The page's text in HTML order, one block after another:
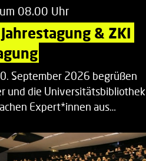
08.00 Uhr
& ZKI
September 2026 begrüßen
und die Universitätsbibliothek
Expert*innen aus…